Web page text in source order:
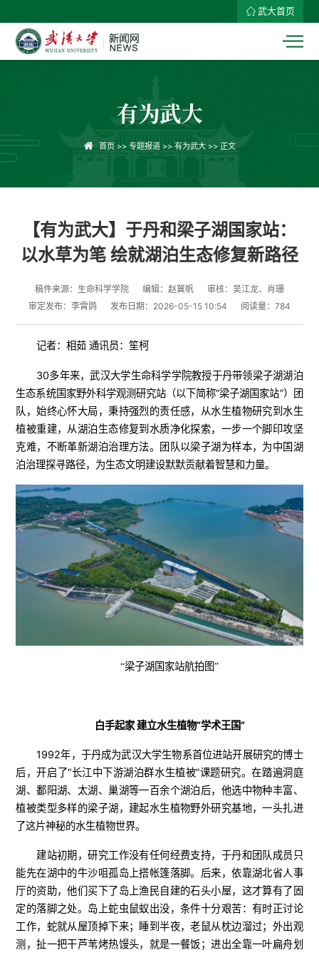
武大首页
有为武大
首页>> 专题报道>> 有为武大>> 正文
【有为武大】于丹和梁子湖国家站：
以水草为笔 绘就湖泊生态修复新路径
稿件来源：生命科学学院 编辑：赵冀帆
审核：吴江龙、肖珊
审定发布：李霄鹍
发布日期：2026-05-15 10:54 阅读量： 784
记者：相茹 通讯员：笙柯
30多年来，武汉大学生命科学学院教授于丹带领梁子湖湖泊
生态系统国家野外科学观测研究站（以下简称“梁子湖国家站”）团
队，始终心怀大局，秉持强烈的责任感，从水生植物研究到水生
植被重建，从湖泊生态修复到水质净化探索，一步一个脚印攻坚
克难，不断革新湖泊治理方法。团队以梁子湖为样本，为中国湖
泊治理探寻路径，为生态文明建设默默贡献着智慧和力量。
“梁子湖国家站航拍图”
白手起家 建立水生植物“学术王国”
1992年，于丹成为武汉大学生物系首位进站开展研究的博士
后，开启了“长江中下游湖泊群水生植被”课题研究。在踏遍洞庭
湖、鄱阳湖、太湖、巢湖等一百余个湖泊后，他选中物种丰富、
植被类型多样的梁子湖，建起水生植物野外研究基地，一头扎进
了这片神秘的水生植物世界。
建站初期，研究工作没有任何经费支持，于丹和团队成员只
能先在湖中的牛沙咀孤岛上搭帐篷落脚。后来，依靠湖北省人事
厅的资助，他们买下了岛上渔民自建的石头小屋，这才算有了固
定的落脚之处。岛上蛇虫鼠蚁出没，条件十分艰苦：有时正讨论
工作，蛇就从屋顶掉下来；睡到半夜，老鼠从枕边溜过；外出观
测，扯一把干芦苇烤热馒头，就是一餐饭；进出全靠一叶扁舟划